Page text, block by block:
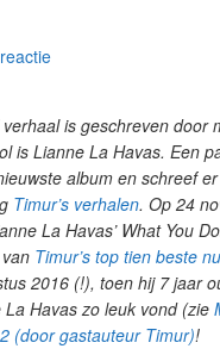
is geschreven door
is Lianne La Havas. Een
album en schreef
Timur’s verhalen. Op 24
La Havas’ What You
Timur’s top tien beste
2016 (!), toen hij 7 jaar
Havas zo leuk vond (zie
(door gastauteur Timur)!